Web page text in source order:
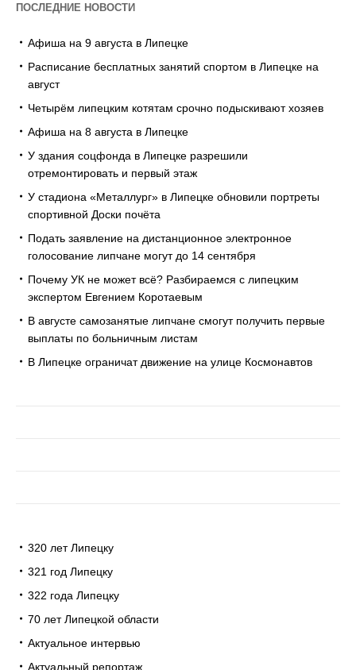
ПОСЛЕДНИЕ НОВОСТИ
Афиша на 9 августа в Липецке
Расписание бесплатных занятий спортом в Липецке на
август
Четырём липецким котятам срочно подыскивают хозяев
Афиша на 8 августа в Липецке
У здания соцфонда в Липецке разрешили
отремонтировать и первый этаж
У стадиона «Металлург» в Липецке обновили портреты
спортивной Доски почёта
Подать заявление на дистанционное электронное
голосование липчане могут до 14 сентября
Почему УК не может всё? Разбираемся с липецким
экспертом Евгением Коротаевым
В августе самозанятые липчане смогут получить первые
выплаты по больничным листам
В Липецке ограничат движение на улице Космонавтов
320 лет Липецку
321 год Липецку
322 года Липецку
70 лет Липецкой области
Актуальное интервью
Актуальный репортаж